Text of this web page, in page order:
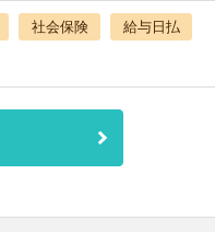
社会保険
給与日払